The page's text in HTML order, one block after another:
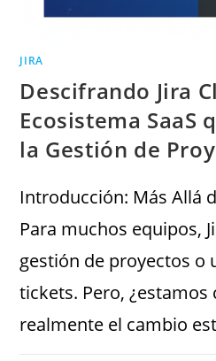
JIRA
Descifrando Jira
Ecosistema SaaS
la Gestión de
Introducción: Más Allá
Para muchos equipos,
gestión de proyectos o
tickets. Pero,
realmente el cambio